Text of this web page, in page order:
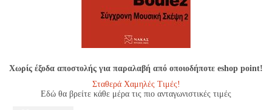
Χωρίς έξοδα αποστολής για παραλαβή από οποιοδήποτε eshop point!
Σταθερά Χαμηλές Τιμές!
Εδώ θα βρείτε κάθε μέρα τις πιο ανταγωνιστικές τιμές